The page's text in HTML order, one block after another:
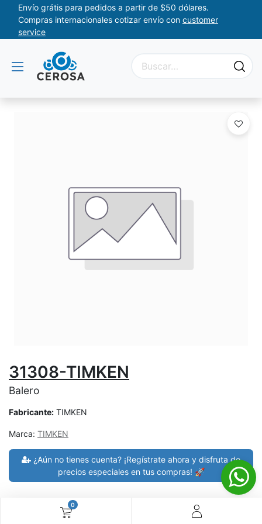
0
Envío grátis para pedidos a partir de $50 dólares.
Compras internacionales cotizar envío con customer
service
31308-TIMKEN
Balero
Fabricante: TIMKEN
Marca: TIMKEN
¿Aún no tienes cuenta? ¡Regístrate ahora y disfruta de
precios especiales en tus compras! 🚀
30 días de devolución